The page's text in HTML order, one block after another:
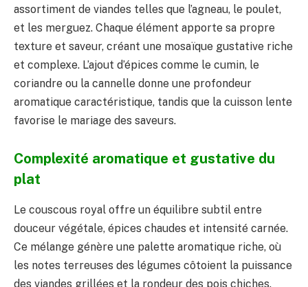
assortiment de viandes telles que l’agneau, le poulet,
et les merguez. Chaque élément apporte sa propre
texture et saveur, créant une mosaïque gustative riche
et complexe. L’ajout d’épices comme le cumin, le
coriandre ou la cannelle donne une profondeur
aromatique caractéristique, tandis que la cuisson lente
favorise le mariage des saveurs.
Complexité aromatique et gustative du
plat
Le couscous royal offre un équilibre subtil entre
douceur végétale, épices chaudes et intensité carnée.
Ce mélange génère une palette aromatique riche, où
les notes terreuses des légumes côtoient la puissance
des viandes grillées et la rondeur des pois chiches.